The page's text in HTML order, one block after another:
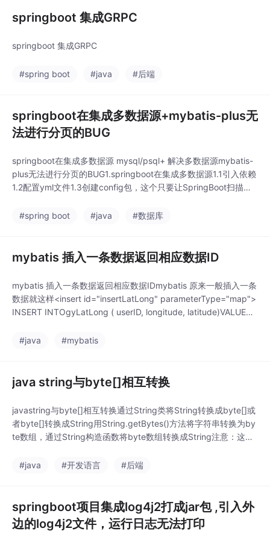
springboot 集成GRPC
springboot 集成GRPC
#spring boot #java #后端
springboot在集成多数据源+mybatis-plus无
法进行分页的BUG
springboot在集成多数据源 mysql/psql+ 解决多数据源mybatis-
plus无法进行分页的BUG1.springboot在集成多数据源1.1引入依赖
1.2配置yml文件1.3创建config包，这个只要让SpringBoot扫描到
配置2.解决多数据源mybatis-plus无法进行分页的BUG2.1注入my
#spring boot #java #数据库
mybatis 插入一条数据返回相应数据ID
mybatis 插入一条数据返回相应数据IDmybatis 原来一般插入一条
数据就这样<insert id="insertLatLong" parameterType="map">
INSERT INTOgyLatLong ( userID, longitude, latitude)VALUES
#java
#mybatis
java string与byte[]相互转换
javastring与byte[]相互转换通过String类将String转换成byte[]或
者byte[]转换成String用String.getBytes()方法将字符串转换为by
te数组，通过String构造函数将byte数组转换成String注意：这种
StringByteArrayExampl
#java #开发语言 #后端
springboot项目集成log4j2打成jar包 ,引入外
边的log4j2文件，运行日志无法打印